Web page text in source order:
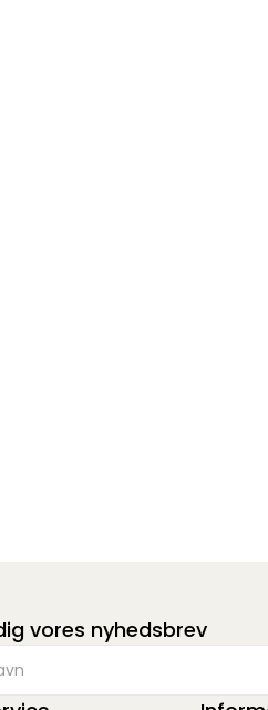
vores nyhedsbrev